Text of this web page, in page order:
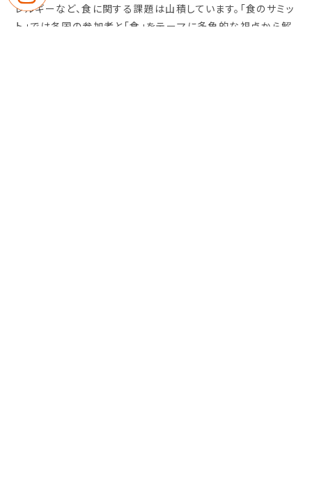
レルギーなど、食に関する課題は山積しています。「食のサミッ
ト」では各国の参加者と「食」をテーマに多角的な視点から解